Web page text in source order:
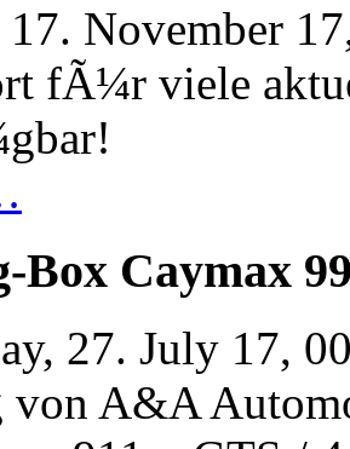
November
fÃ¼r viele
Box Caymax
27. July 17,
von A&A